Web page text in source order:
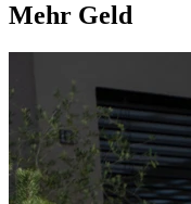
Mehr Geld